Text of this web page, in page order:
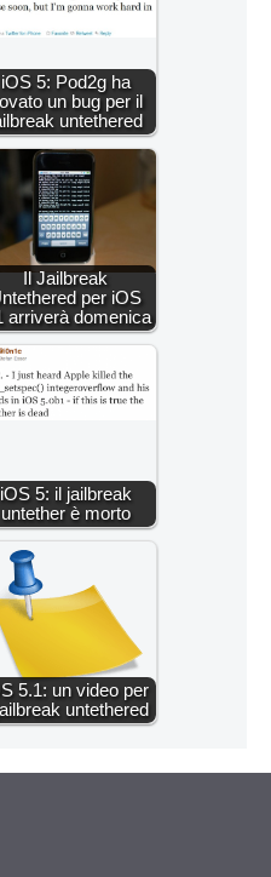
iOS 5: Pod2g ha
un bug per il
untethered
Il Jailbreak
per iOS
arriverà domenica
iOS 5: il jailbreak
untether è morto
5.1: un video per
untethered